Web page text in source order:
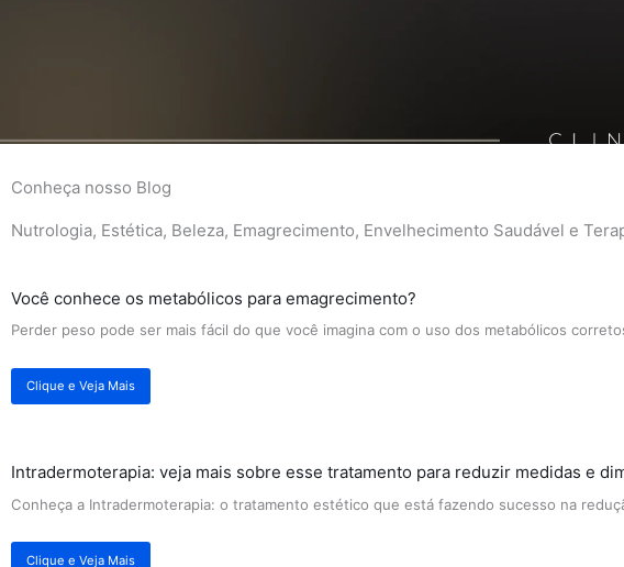
Conheça nosso Blog
Nutrologia, Estética, Beleza, Emagrecimento, Envelhecimento Saudável e
Você conhece os metabólicos para emagrecimento?
Perder peso pode ser mais fácil do que você imagina com o uso dos metabólicos
Clique e Veja Mais
Intradermoterapia: veja mais sobre esse tratamento para reduzir medidas e
Conheça a Intradermoterapia: o tratamento estético que está fazendo sucesso na
Clique e Veja Mais